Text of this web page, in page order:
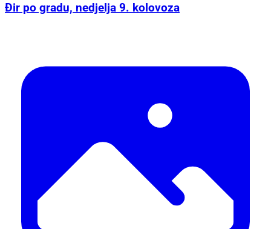
Đir po gradu, nedjelja 9. kolovoza